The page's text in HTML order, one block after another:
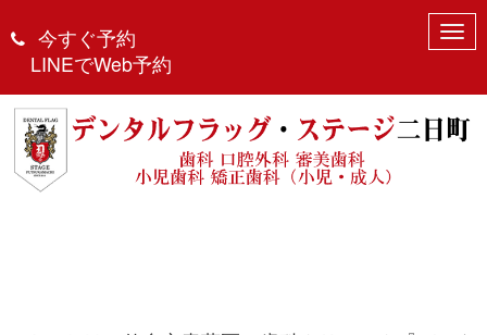
今すぐ予約
LINEでWeb予約
N
a
i
g
a
番外編：妊婦さんの歯ケアQ＆A
September 2, 2025 2:41 pm |歯周病、歯科、治療、雑記|D
FS2| 0